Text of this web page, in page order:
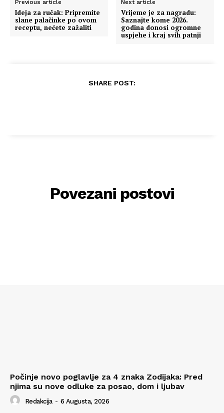
Previous article
Ideja za ručak: Pripremite
slane palačinke po ovom
receptu, nećete zažaliti
Next article
Vrijeme je za nagradu:
Saznajte kome 2026.
godina donosi ogromne
uspjehe i kraj svih patnji
SHARE POST:
Povezani postovi
Počinje novo poglavlje za 4 znaka Zodijaka: Pred
njima su nove odluke za posao, dom i ljubav
Redakcija - 6 Augusta, 2026